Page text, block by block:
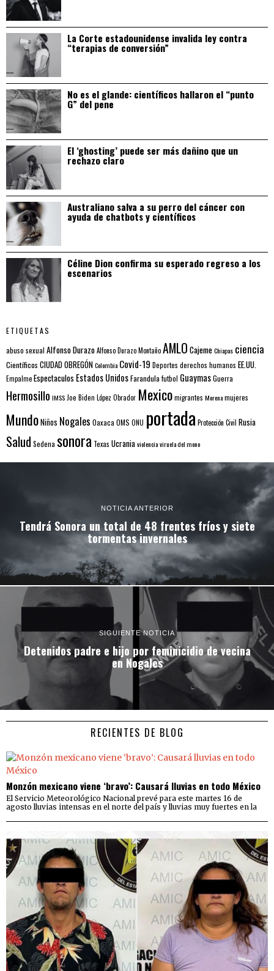
La Corte estadounidense invalida ley contra
“terapias de conversión”
No es el glande: científicos hallaron el “punto
G” del pene
El ‘ghosting’ puede ser más dañino que un
rechazo claro
Australiano salva a su perro del cáncer con
ayuda de chatbots y científicos
Céline Dion confirma su esperado regreso a los
escenarios
ETIQUETAS
abuso sexual Alfonso DurazoAlfonso Durazo MontañoAMLO CajemeChiapas ciencia
Científicos CIUDAD OBREGÓNColombia Covid-19 Deportes derechos humanos EE.UU.
EmpalmeEspectaculos Estados UnidosFarandulafutbol GuaymasGuerra
Hermosillo IMSS Joe Biden López Obrador Mexicomigrantes Morenamujeres
MundoNiños Nogales Oaxaca OMS ONU portada Protección Civil Rusia
Salud Sedena sonora Texas Ucraniaviolenciaviruela del mono
NOTICIA ANTERIOR
Tendrá Sonora un total de 48 frentes fríos y siete
tormentas invernales
SIGUIENTE NOTICIA
Detenidos padre e hijo por feminicidio de vecina
en Nogales
RECIENTES DE BLOG
Monzón mexicano viene ‘bravo’: Causará lluvias en todo México
El Servicio Meteorológico Nacional prevé para este martes 16 de
agosto lluvias intensas en el norte del país y lluvias muy fuertes en la